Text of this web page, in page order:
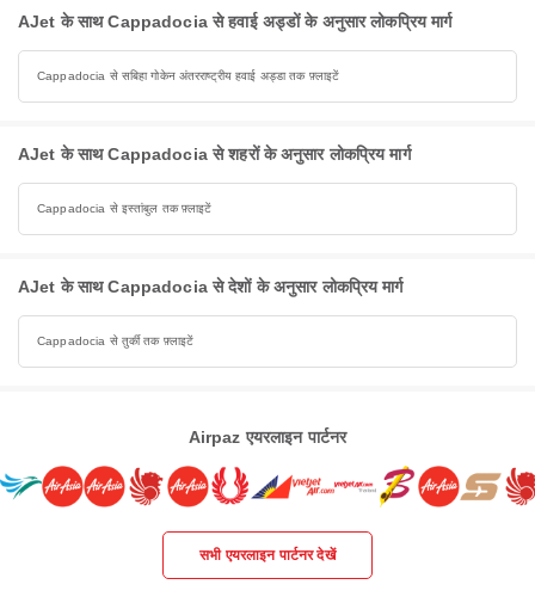
AJet के साथ Cappadocia से हवाई अड्डों के अनुसार लोकप्रिय मार्ग
Cappadocia से सबिहा गोकेन अंतरराष्ट्रीय हवाई अड्डा तक फ़्लाइटें
AJet के साथ Cappadocia से शहरों के अनुसार लोकप्रिय मार्ग
Cappadocia से इस्तांबुल तक फ़्लाइटें
AJet के साथ Cappadocia से देशों के अनुसार लोकप्रिय मार्ग
Cappadocia से तुर्की तक फ़्लाइटें
Airpaz एयरलाइन पार्टनर
सभी एयरलाइन पार्टनर देखें